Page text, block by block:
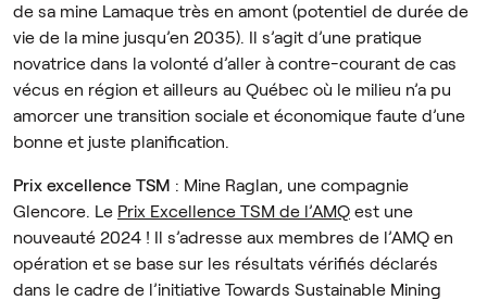
de sa mine Lamaque très en amont (potentiel de durée de
vie de la mine jusqu’en 2035). Il s’agit d’une pratique
novatrice dans la volonté d’aller à contre-courant de cas
vécus en région et ailleurs au Québec où le milieu n’a pu
amorcer une transition sociale et économique faute d’une
bonne et juste planification.
Prix excellence TSM : Mine Raglan, une compagnie
Glencore. Le Prix Excellence TSM de l’AMQ est une
nouveauté 2024 ! Il s’adresse aux membres de l’AMQ en
opération et se base sur les résultats vérifiés déclarés
dans le cadre de l’initiative Towards Sustainable Mining